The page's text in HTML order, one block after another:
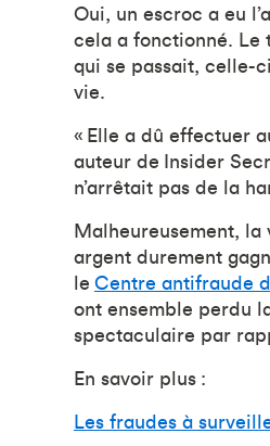
Oui, un escroc a eu
cela a fonctionné. Le
qui se passait, celle-
vie.
« Elle a dû effectuer
auteur de Insider
n’arrêtait pas de la
Malheureusement,
argent durement
le Centre antifraude
ont ensemble perdu
spectaculaire par
En savoir plus :
Les fraudes à